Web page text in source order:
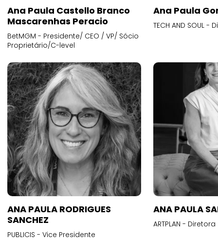
Ana Paula Castello Branco
Mascarenhas Peracio
BetMGM - Presidente/ CEO / VP/ Sócio
Proprietário/C-level
Ana Paula
TECH AND SOUL
ANA PAULA RODRIGUES
SANCHEZ
PUBLICIS - Vice Presidente
ANA PAULA
ARTPLAN -